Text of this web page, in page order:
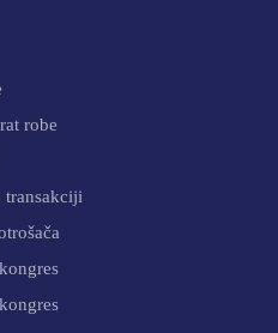
robe
transakciji